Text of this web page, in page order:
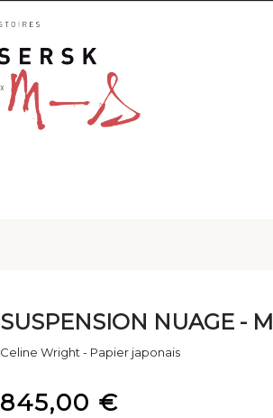
SUSPENSION NUAGE - M
Celine Wright - Papier japonais
845,00 €